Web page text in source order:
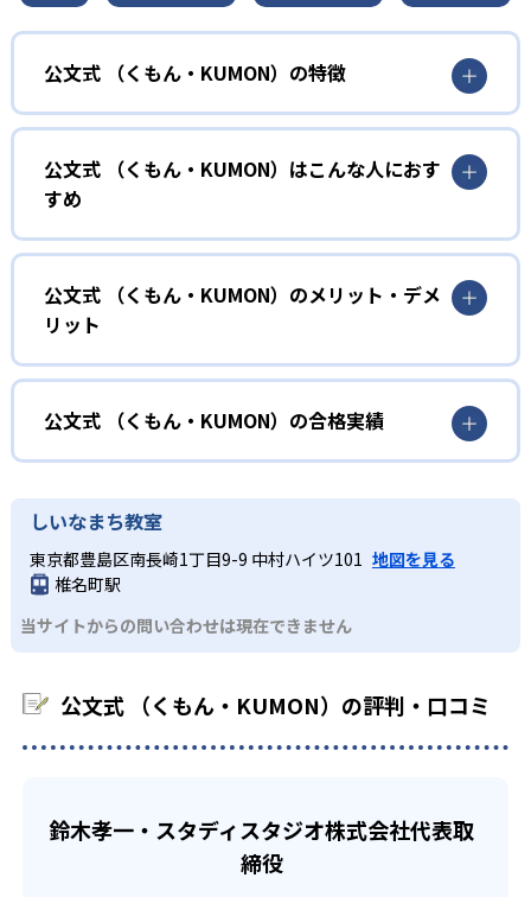
公文式 （くもん・KUMON）の特徴
01
無学年式の学力別学習
KUMONでは、年齢や学年にとらわれずに、一人ひとりの学
力に応じたレベルから学習を始めている。
確実に100点が取れるレベルから少しずつ難易度を上げてい
しさを経験できる。
ルステップで進んでいけるよう工夫されている。このスタ
イルは子どもの学習意欲をかき立てるため、教えてもらう
という受け身の姿勢ではなく、自ら進んで学ぶ姿勢を身に
つけられるだろう。
また、自学学習スタイルで学ぶ子どもたちは、自らの学習
課題に気がつくようになる。学年を超えた範囲も学習でき
るため、早い時期から高校教材に進む生徒もいる。
03 フレキシブルな受講スタイル
でも週2回受講できる。そのため、部活や他の習い事で忙し
らのオンライン受講と通室を組み合わせることも可能だ。
公文式 （くもん・KUMON）はこんな人におす
すめ
幼児
小学校に入る準備をしたい幼児向け
KUMONでは細かいステップに分かれた教材で、わかる楽し
さを経験しながら無理なく力を高めていける。
性格や学習への取り組み姿勢に合わせて内容も調整するた
め、小学校に入ってもつまずきにくい学力を身につけられ
るだろう。
中学に向けて苦手教科を克服したい子ども向け
KUMONでは経験豊富な先生が、子どものやる気を引き出せ
るよう適切なヒントを与えたり、声かけをしたりしてい
少しずつ苦手意識を克服できるだろう。
部活や習い事と両立したい生徒向け
KUMONでは、一人ひとりの学習状況やスケジュールに合わ
宿題の量や進め方に関しては、いつでも気軽に相談可能
だ。
公文式 （くもん・KUMON）のメリット・デメ
リット
どんなメリットがある？
KUMONでは自学自習スタイルで勉強するため、集中力や目
標に向かって頑張りやり抜く力を育むことができる。ま
た、年齢や学年にとらわれずに自分の学力に相応したレベ
ルから学習できるため、難しすぎてやる気を損ねたり、簡
単すぎて退屈することもない。
どんなデメリットがある？
KUMONでは、中高生のクラスでも数学・英語・国語の3教
科に限られるため、その他の教科に関しては他塾を検討す
る必要があるだろう。
公文式 （くもん・KUMON）の合格実績
KUMONは、公式サイトでは合格実績は公開していない。志
わせたい。
しいなまち教室
東京都豊島区南長崎1丁目9-9 中村ハイツ101 地図を見る
椎名町駅
当サイトからの問い合わせは現在できません
公文式 （くもん・KUMON）の評判・口コミ
鈴木孝一・スタディスタジオ株式会社代表取
締役